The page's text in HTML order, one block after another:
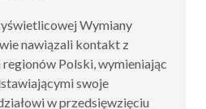
Wymiany
nawiązali kontakt z
Polski, wymieniając
swoje
w przedsięwzięciu